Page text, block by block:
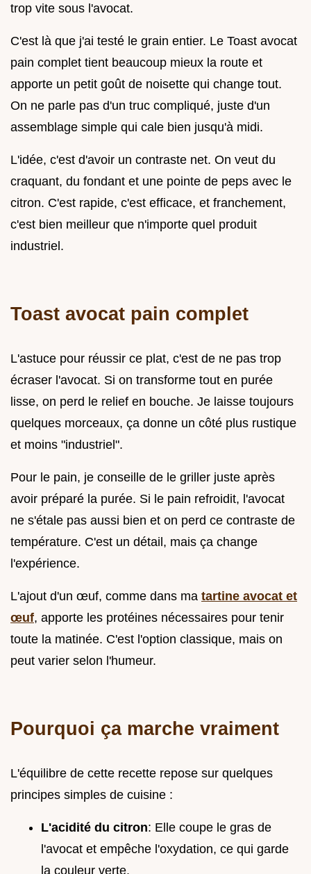
trop vite sous l'avocat.
C'est là que j'ai testé le grain entier. Le Toast avocat
pain complet tient beaucoup mieux la route et
apporte un petit goût de noisette qui change tout.
On ne parle pas d'un truc compliqué, juste d'un
assemblage simple qui cale bien jusqu'à midi.
L'idée, c'est d'avoir un contraste net. On veut du
craquant, du fondant et une pointe de peps avec le
citron. C'est rapide, c'est efficace, et franchement,
c'est bien meilleur que n'importe quel produit
industriel.
Toast avocat pain complet
L'astuce pour réussir ce plat, c'est de ne pas trop
écraser l'avocat. Si on transforme tout en purée
lisse, on perd le relief en bouche. Je laisse toujours
quelques morceaux, ça donne un côté plus rustique
et moins "industriel".
Pour le pain, je conseille de le griller juste après
avoir préparé la purée. Si le pain refroidit, l'avocat
ne s'étale pas aussi bien et on perd ce contraste de
température. C'est un détail, mais ça change
l'expérience.
L'ajout d'un œuf, comme dans ma tartine avocat et
œuf, apporte les protéines nécessaires pour tenir
toute la matinée. C'est l'option classique, mais on
peut varier selon l'humeur.
Pourquoi ça marche vraiment
L'équilibre de cette recette repose sur quelques
principes simples de cuisine :
L'acidité du citron: Elle coupe le gras de
l'avocat et empêche l'oxydation, ce qui garde
la couleur verte.